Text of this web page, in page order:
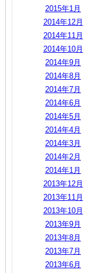
2015年1月
2014年12月
2014年11月
2014年10月
2014年9月
2014年8月
2014年7月
2014年6月
2014年5月
2014年4月
2014年3月
2014年2月
2014年1月
2013年12月
2013年11月
2013年10月
2013年9月
2013年8月
2013年7月
2013年6月